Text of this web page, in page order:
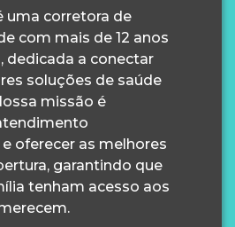
uma corretora de
com mais de 12 anos
dedicada a conectar
soluções de saúde
missão é
oferecer as melhores
garantindo que
tenham acesso aos